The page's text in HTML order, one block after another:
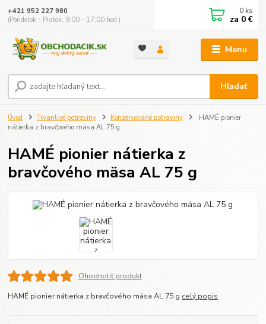
Menu
Hľadať
+421 952 227 980
(Pondelok - Piatok, 9:00 - 17:00 hod.)
0 ks
za 0 €
Úvod Trvanlivé potraviny Konzervované potraviny
HAMÉ pionier
nátierka z bravčového mäsa AL 75 g
HAMÉ pionier nátierka z
bravčového mäsa AL 75 g
Ohodnotiť produkt
HAMÉ pionier nátierka z bravčového mäsa AL 75 g celý popis